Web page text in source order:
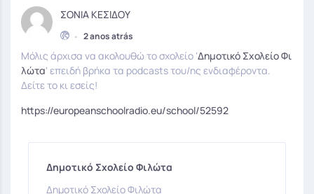
ΣΟΝΙΑ ΚΕΣΙΔΟΥ
• 2 anos atrás
Μόλις άρχισα να ακολουθώ το σχολείο ‘Δημοτικό Σχολείο Φι
λώτα‘ επειδή βρήκα τα podcasts του/ης ενδιαφέροντα.
Δείτε το κι εσείς!
https://europeanschoolradio.eu/school/52592
Δημοτικό Σχολείο Φιλώτα
Δημοτικό Σχολείο Φιλώτα